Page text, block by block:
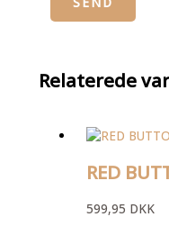
Relaterede
RED
599,95 DKK